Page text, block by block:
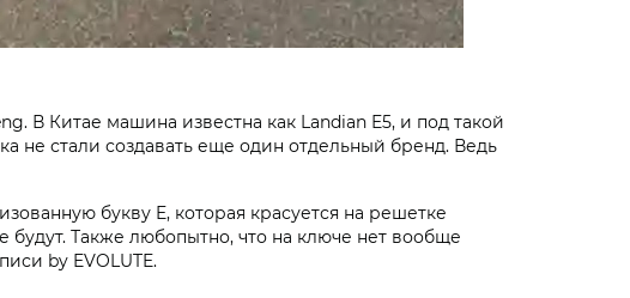
В Китае машина известна как Landian E5, и под такой
не стали создавать еще один отдельный бренд. Ведь
букву E, которая красуется на решетке
Также любопытно, что на ключе нет вообще
by EVOLUTE.